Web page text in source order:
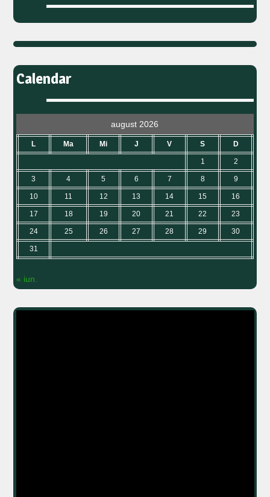
Calendar
august 2026
L Ma Mi J V S D
1 2
3 4 5 6 7 8 9
10 11 12 13 14 15 16
17 18 19 20 21 22 23
24 25 26 27 28 29 30
31
« iun.